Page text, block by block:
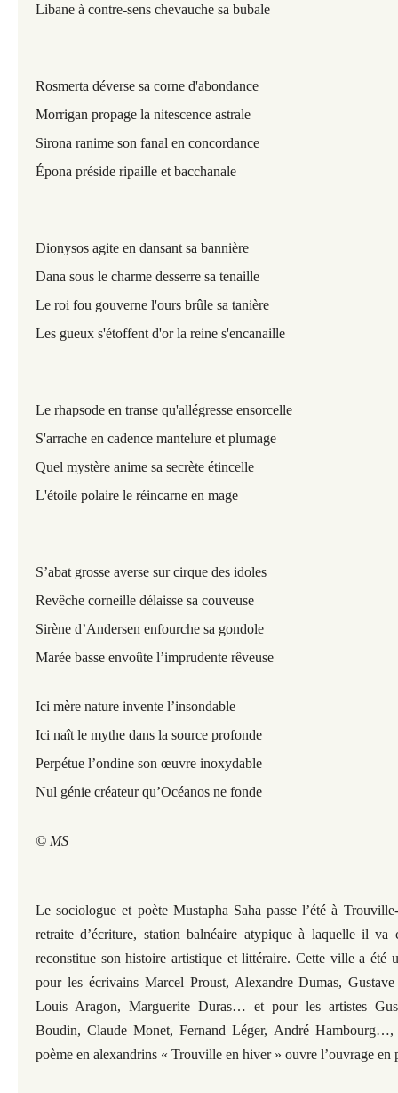
Libane à contre-sens chevauche sa bubale
Rosmerta déverse sa corne d'abondance
Morrigan propage la nitescence astrale
Sirona ranime son fanal en concordance
Épona préside ripaille et bacchanale
Dionysos agite en dansant sa bannière
Dana sous le charme desserre sa tenaille
Le roi fou gouverne l'ours brûle sa tanière
Les gueux s'étoffent d'or la reine s'encanaille
Le rhapsode en transe qu'allégresse ensorcelle
S'arrache en cadence mantelure et plumage
Quel mystère anime sa secrète étincelle
L'étoile polaire le réincarne en mage
S’abat grosse averse sur cirque des idoles
Revêche corneille délaisse sa couveuse
Sirène d’Andersen enfourche sa gondole
Marée basse envoûte l’imprudente rêveuse
Ici mère nature invente l’insondable
Ici naît le mythe dans la source profonde
Perpétue l’ondine son œuvre inoxydable
Nul génie créateur qu’Océanos ne fonde
© MS
Le sociologue et poète Mustapha Saha passe l’été à
retraite d’écriture, station balnéaire atypique à laquelle il
reconstitue son histoire artistique et littéraire. Cette ville a été
pour les écrivains Marcel Proust, Alexandre Dumas,
Louis Aragon, Marguerite Duras… et pour les artistes
Boudin, Claude Monet, Fernand Léger, André Hambourg…,
poème en alexandrins « Trouville en hiver » ouvre l’ouvrage en